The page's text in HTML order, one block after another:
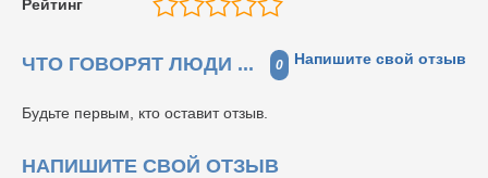
Рейтинг
ЧТО ГОВОРЯТ ЛЮДИ ... 0 Напишите свой отзыв
Будьте первым, кто оставит отзыв.
НАПИШИТЕ СВОЙ ОТЗЫВ